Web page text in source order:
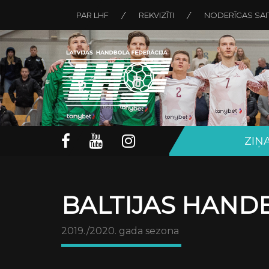
PAR LHF REKVIZĪTI NODERĪGAS
BALTIJAS
2019./2020. gada sezona